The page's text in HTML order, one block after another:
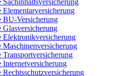
Sachinhaltsversicherung
Elementarversicherung
BU-Versicherung
Glasversicherung
Elektronikversicherung
Maschinenversicherung
Transportversicherung
Internetversicherung
Rechtsschutzversicherung